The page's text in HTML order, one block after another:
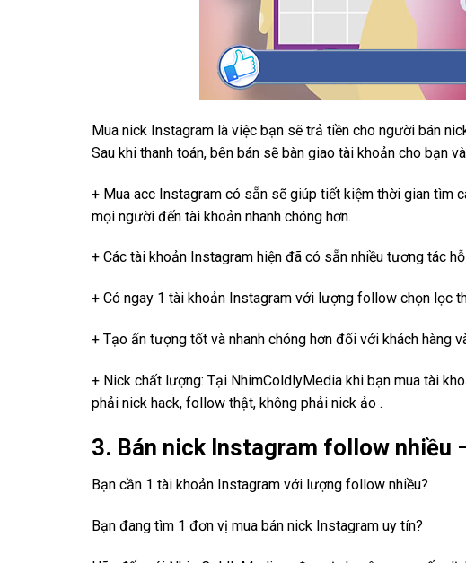
Mua nick Instagram là việc bạn sẽ trả tiền cho người bán
Sau khi thanh toán, bên bán sẽ bàn giao tài khoản cho bạn
+ Mua acc Instagram có sẵn sẽ giúp tiết kiệm thời gian tìm
mọi người đến tài khoản nhanh chóng hơn.
+ Các tài khoản Instagram hiện đã có sẵn nhiều tương tác
+ Có ngay 1 tài khoản Instagram với lượng follow chọn lọc
+ Tạo ấn tượng tốt và nhanh chóng hơn đối với khách hàng
+ Nick chất lượng: Tại NhimColdlyMedia khi bạn mua tài
phải nick hack, follow thật, không phải nick ảo .
3. Bán nick Instagram follow nhiều
Bạn cần 1 tài khoản Instagram với lượng follow nhiều?
Bạn đang tìm 1 đơn vị mua bán nick Instagram uy tín?